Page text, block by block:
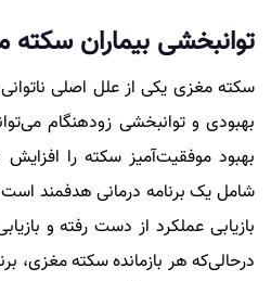
توانبخشی بیماران
سکته مغزی یکی از علل اصلی
بهبودی و توانبخشی زودهنگام
بهبود موفقیت‌آمیز سکته را
شامل یک برنامه درمانی هدفمند
بازیابی عملکرد از دست رفته و
درحالی‌که هر بازمانده سکته مغزی،